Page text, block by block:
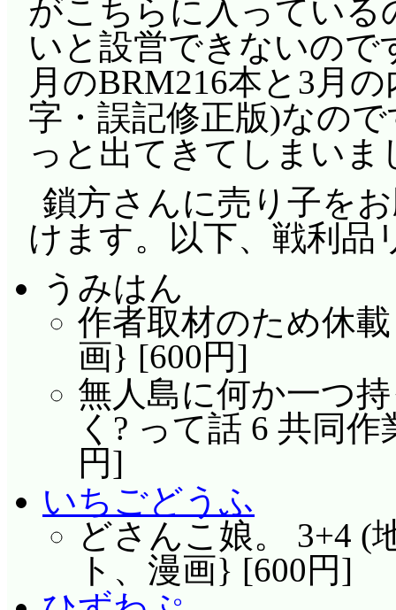
がこちらに入ってい
いと設営できないの
月のBRM216本と3月
字・誤記修正版)なの
っと出てきてしまいま
鎖方さんに売り子を
けます。以下、戦利品
うみはん
作者取材のため休
画} [600円]
無人島に何か一つ
く? って話 6 共同
円]
いちごどうふ
どさんこ娘。 3+4 (
ト、漫画} [600円]